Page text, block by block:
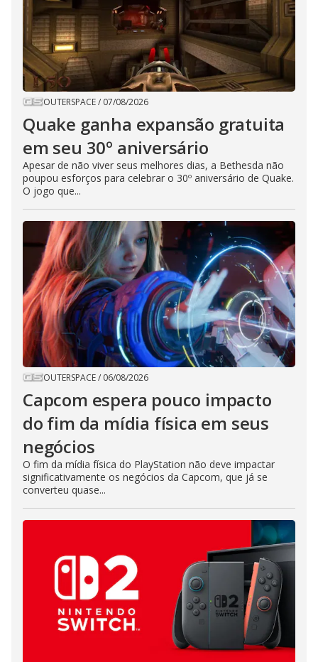
OUTERSPACE/ 07/08/2026
Quake ganha expansão gratuita
em seu 30º aniversário
Apesar de não viver seus melhores dias, a Bethesda não
poupou esforços para celebrar o 30º aniversário de Quake.
O jogo que...
OUTERSPACE/ 06/08/2026
Capcom espera pouco impacto
do fim da mídia física em seus
negócios
O fim da mídia física do PlayStation não deve impactar
significativamente os negócios da Capcom, que já se
converteu quase...